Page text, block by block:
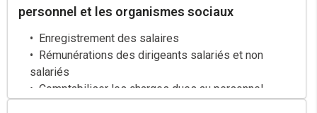
personnel et les organismes sociaux
Enregistrement des salaires
Rémunérations des dirigeants salariés et non
salariés
Comptabiliser les charges dues au personnel